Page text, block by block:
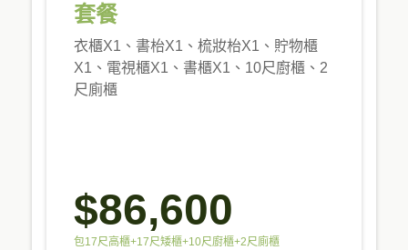
套餐
衣櫃X1、書枱X1、梳妝枱X1、貯物櫃
X1、電視櫃X1、書櫃X1、10尺廚櫃、2
尺廁櫃
$86,600
包17尺高櫃+17尺矮櫃+10尺廚櫃+2尺廁櫃